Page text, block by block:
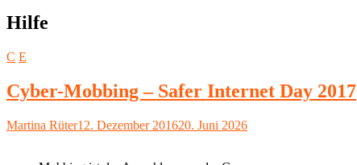
Schlagwort:
Hilfe
C E
Cyber-Mobbing – Safer Internet Day 2017
Autor
Martina RüterVeröffentlicht
12. Dezember 201620. Juni 2026